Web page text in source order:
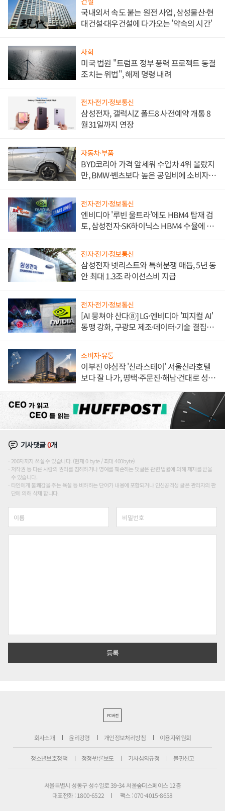
국내외서 속도 붙는 원전 사업, 삼성물산·현
대건설·대우건설에 다가오는 '약속의 시간'
사회
미국 법원 "트럼프 정부 풍력 프로젝트 동결
조치는 위법", 해제 명령 내려
전자·전기·정보통신
삼성전자, 갤럭시Z 폴드8 사전예약 개통 8
월31일까지 연장
자동차·부품
BYD코리아 가격 앞세워 수입차 4위 올랐지
만, BMW·벤츠보다 높은 공임비에 소비자
전자·전기·정보통신
엔비디아 '루빈 울트라'에도 HBM4 탑재 검
토, 삼성전자·SK하이닉스 HBM4 수율에 주
전자·전기·정보통신
삼성전자 넷리스트와 특허분쟁 매듭, 5년 동
안 최대 1.3조 라이선스비 지급
전자·전기·정보통신
[AI 뭉쳐야 산다⑧] LG·엔비디아 '피지컬 AI'
동맹 강화, 구광모 제조·데이터·기술 결집
소비자·유통
이부진 야심작 '신라스테이' 서울신라호텔
보다 잘 나가, 평택·주문진·해남·건대로 성
기사댓글0개
200자까지 쓰실 수 있습니다. (현재 0 byte / 최대 400byte)
저작권 등 다른 사람의 권리를 침해하거나 명예를 훼손하는 댓글은 관련 법률에 의해 제재를 받을
수 있습니다.
타인에게 불쾌감을 주는 욕설 등 비하하는 단어가 내용에 포함되거나 인신공격성 글은 관리자의 판
단에 의해 삭제 합니다.
PC버전
회사소개 윤리강령 개인정보처리방침 이용자위원회
청소년보호정책 정정·반론보도 기사심의규정 불편신고
서울특별시 성동구 성수일로 39-34 서울숲더스페이스 12층
대표전화 : 1800-6522
팩스 : 070-4015-8658